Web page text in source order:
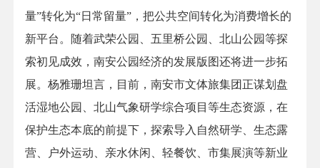
量”转化为“日常留量”，把公共空间转化为消费增长的
新平台。随着武荣公园、五里桥公园、北山公园等探
索初见成效，南安公园经济的发展版图还将进一步拓
展。杨雅珊坦言，目前，南安市文体旅集团正谋划盘
活湿地公园、北山气象研学综合项目等生态资源，在
保护生态本底的前提下，探索导入自然研学、生态露
营、户外运动、亲水休闲、轻餐饮、市集展演等新业